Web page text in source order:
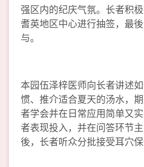
强区内的纪庆气氛。长者积
耆英地区中心进行抽签，最
与。
本园伍泽梓医师向长者讲述
惯、推介适合夏天的汤水，
者学会并在日常应用简单又
者表现投入，并在问答环节
後，长者听众分批接受耳穴保